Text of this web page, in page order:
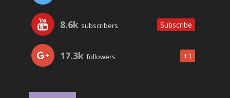
8.6k subscribers Subscribe
17.3k followers +1